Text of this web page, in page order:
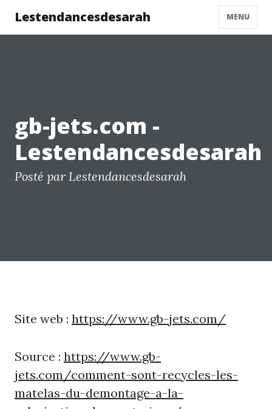
Lestendancesdesarah MENU
gb-jets.com -
Lestendancesdesarah
Posté par Lestendancesdesarah
Site web : https://www.gb-jets.com/
Source : https://www.gb-
jets.com/comment-sont-recycles-les-
matelas-du-demontage-a-la-